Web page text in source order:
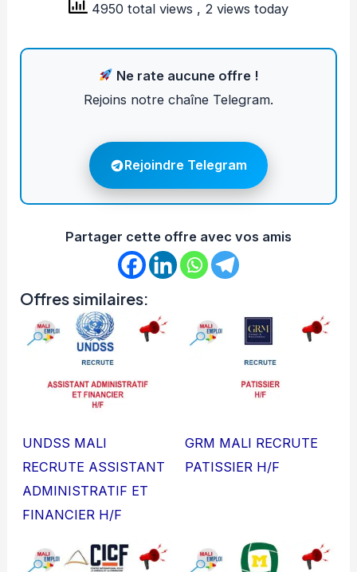
4950 total views , 2 views today
Ne rate aucune offre !
Rejoins notre chaîne Telegram.
Rejoindre Telegram
Partager cette offre avec vos amis
Offres similaires:
UNDSS MALI
RECRUTE ASSISTANT
ADMINISTRATIF ET
FINANCIER H/F
GRM MALI RECRUTE
PATISSIER H/F